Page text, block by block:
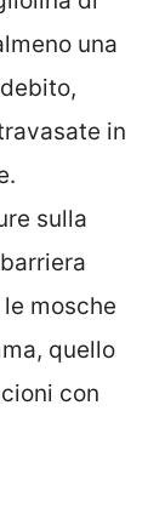
una
in
sulla
mosche
quello
con